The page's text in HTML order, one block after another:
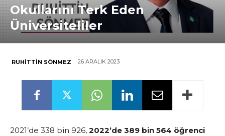
Okullarını Terk Eden
Üniversiteliler
RUHITTIN SÖNMEZ 26 ARALIK 2023
2021’de 338 bin 926, 2022’de 389 bin 564 öğrenci